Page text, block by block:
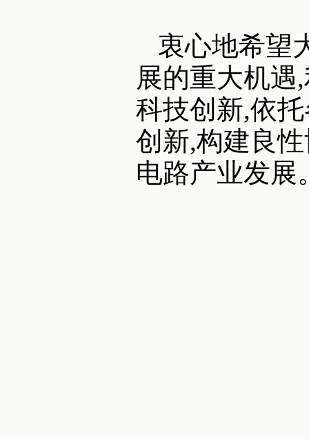
衷心地希望
展的重大机遇
科技创新,依
创新,构建良
电路产业发展